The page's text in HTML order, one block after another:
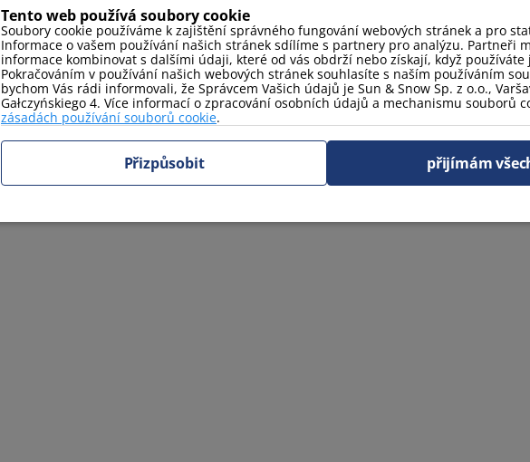
Tento web používá soubory cookie
Soubory cookie používáme k zajištění správného fungování webových stránek a pro
Informace o vašem používání našich stránek sdílíme s partnery pro analýzu. Partneři
informace kombinovat s dalšími údaji, které od vás obdrží nebo získají, když používáte
Pokračováním v používání našich webových stránek souhlasíte s naším používáním
bychom Vás rádi informovali, že Správcem Vašich údajů je Sun & Snow Sp. z o.o.,
Gałczyńskiego 4. Více informací o zpracování osobních údajů a mechanismu souborů
zásadách používání souborů cookie.
Přizpůsobit přijímám